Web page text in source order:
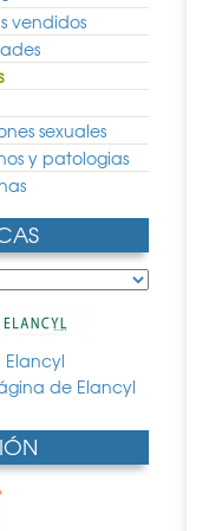
vendidos
sexuales
y patologias
Elancyl
de Elancyl
SkinCeuticals Serum 10 30ml